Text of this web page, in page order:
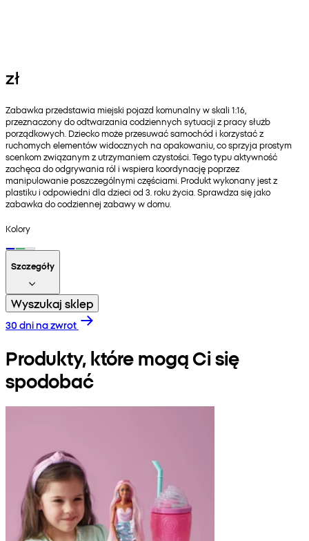
zł
Zabawka przedstawia miejski pojazd komunalny w skali 1:16,
przeznaczony do odtwarzania codziennych sytuacji z pracy służb
porządkowych. Dziecko może przesuwać samochód i korzystać z
ruchomych elementów widocznych na opakowaniu, co sprzyja prostym
scenkom związanym z utrzymaniem czystości. Tego typu aktywność
zachęca do odgrywania ról i wspiera koordynację poprzez
manipulowanie poszczególnymi częściami. Produkt wykonany jest z
plastiku i odpowiedni dla dzieci od 3. roku życia. Sprawdza się jako
zabawka do codziennej zabawy w domu.
Kolory
Szczegóły
Wyszukaj sklep
30 dni na zwrot
Produkty, które mogą Ci się
spodobać